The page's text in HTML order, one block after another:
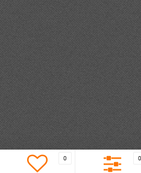
0 0